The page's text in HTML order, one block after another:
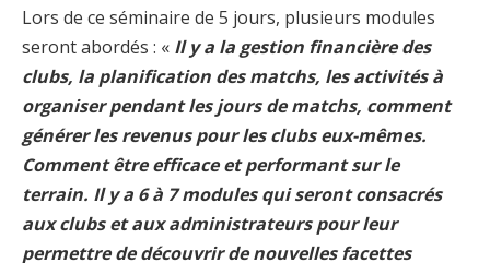
Lors de ce séminaire de 5 jours, plusieurs modules
seront abordés : « Il y a la gestion financière des
clubs, la planification des matchs, les activités à
organiser pendant les jours de matchs, comment
générer les revenus pour les clubs eux-mêmes.
Comment être efficace et performant sur le
terrain. Il y a 6 à 7 modules qui seront consacrés
aux clubs et aux administrateurs pour leur
permettre de découvrir de nouvelles facettes